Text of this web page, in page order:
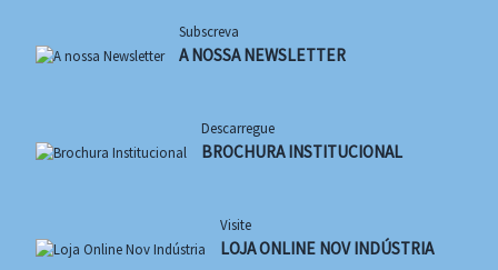
Subscreva
A NOSSA NEWSLETTER
Descarregue
BROCHURA INSTITUCIONAL
Visite
LOJA ONLINE NOV INDÚSTRIA